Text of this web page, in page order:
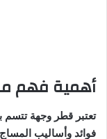
أهمية فهم
تعتبر قطر وجهة تتسم
فوائد وأساليب